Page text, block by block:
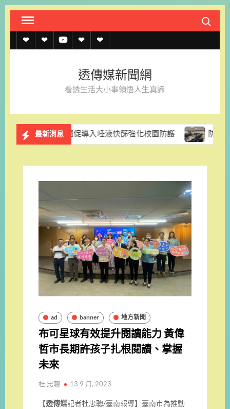
Skip
content
Search
透
約
透
上
記
透 聯
我
官
LINE
透傳媒新聞網
看透生活大小事領悟人生真諦
最新消息
黨團促導入唾液快篩強化校園防護 防範颱風停電風險
ad banner 地方新聞
布可星球有效提升閱讀能力 黃偉
哲市長期許孩子扎根閱讀、掌握
未來
杜 忠聰 13 9 月, 2023
【透傳媒記者杜忠聰/臺南報導】臺南市為推動